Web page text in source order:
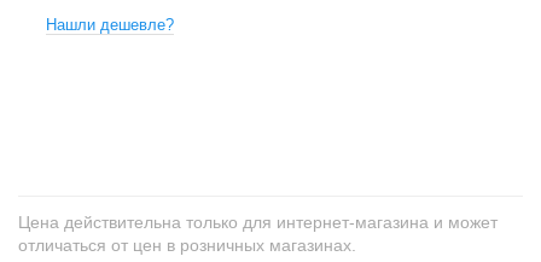
Нашли дешевле?
Цена действительна только для интернет-магазина и может
отличаться от цен в розничных магазинах.